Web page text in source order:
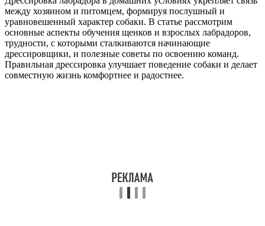
между хозяином и питомцем, формируя послушный и
уравновешенный характер собаки. В статье рассмотрим
основные аспекты обучения щенков и взрослых лабрадоров,
трудности, с которыми сталкиваются начинающие
дрессировщики, и полезные советы по освоению команд.
Правильная дрессировка улучшает поведение собаки и делает
совместную жизнь комфортнее и радостнее.